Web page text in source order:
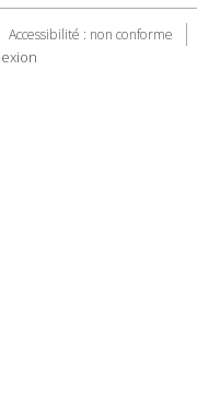
Accessibilité : non conforme